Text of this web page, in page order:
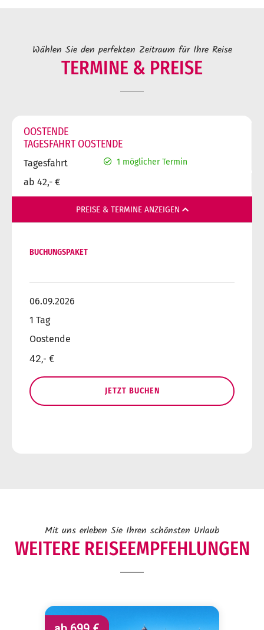
Wählen Sie den perfekten Zeitraum für Ihre Reise
TERMINE & PREISE
OOSTENDE
TAGESFAHRT OOSTENDE
Tagesfahrt 1 möglicher Termin
ab 42,- €
PREISE & TERMINE ANZEIGEN
BUCHUNGSPAKET
06.09.2026
1 Tag
Oostende
42,- €
JETZT BUCHEN
Mit uns erleben Sie Ihren schönsten Urlaub
WEITERE REISEEMPFEHLUNGEN